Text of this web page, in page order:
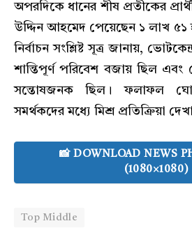
অপরদিকে ধানের শীষ প্রতীকের
উদ্দিন আহমেদ পেয়েছেন ১ লাখ ৫১
নির্বাচন সংশ্লিষ্ট সূত্র জানায়,
শান্তিপূর্ণ পরিবেশ বজায় ছিল এবং
সন্তোষজনক ছিল। ফলাফল
সমর্থকদের মধ্যে মিশ্র প্রতিক্রিয়া
📸 DOWNLOAD NEWS
(1080×1080)
Top Middle